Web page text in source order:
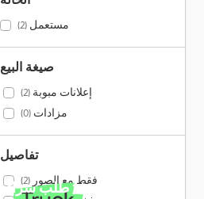
مستعمل(2)
صيغة البيع
إعلانات مبوبة(2)
مزادات(0)
تفاصيل
فقط مع الصور(2)
أكثر من 140.000 طلب شراء